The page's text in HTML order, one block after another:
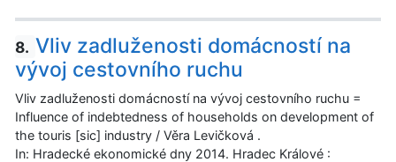
8. Vliv zadluženosti domácností na
vývoj cestovního ruchu
Vliv zadluženosti domácností na vývoj cestovního ruchu =
Influence of indebtedness of households on development of
the touris [sic] industry / Věra Levičková .
In: Hradecké ekonomické dny 2014. Hradec Králové :